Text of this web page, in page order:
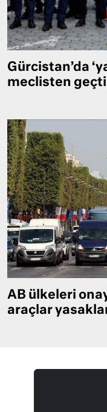
Gürcistan’da
meclisten
AB ülkeleri
araçlar